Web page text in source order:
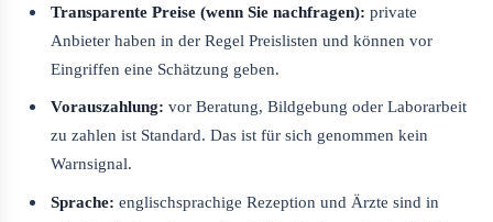
Transparente Preise (wenn Sie nachfragen): private
Anbieter haben in der Regel Preislisten und können vor
Eingriffen eine Schätzung geben.
Vorauszahlung: vor Beratung, Bildgebung oder Laborarbeit
zu zahlen ist Standard. Das ist für sich genommen kein
Warnsignal.
Sprache: englischsprachige Rezeption und Ärzte sind in